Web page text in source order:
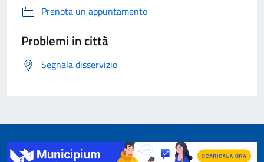
Prenota un appuntamento
Problemi in città
Segnala disservizio